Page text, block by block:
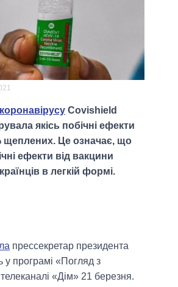
коронавірусу Covishield
якісь побічні ефекти
щеплених. Це означає, що
ефекти від вакцини
в легкій формі.
прессекретар президента
програмі «Погляд з
«Дім» 21 березня.